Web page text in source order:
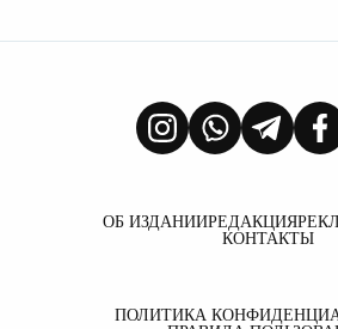
ОБ ИЗДАНИИРЕДАКЦИЯ
КОНТАКТЫ
ПОЛИТИКА